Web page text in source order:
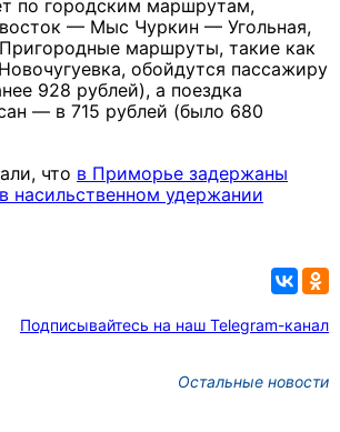
по городским маршрутам,
— Мыс Чуркин — Угольная,
маршруты, такие как
обойдутся пассажиру
928 рублей), а поездка
— в 715 рублей (было 680
что в Приморье задержаны
насильственном удержании
Подписывайтесь на наш Telegram-канал
Остальные новости